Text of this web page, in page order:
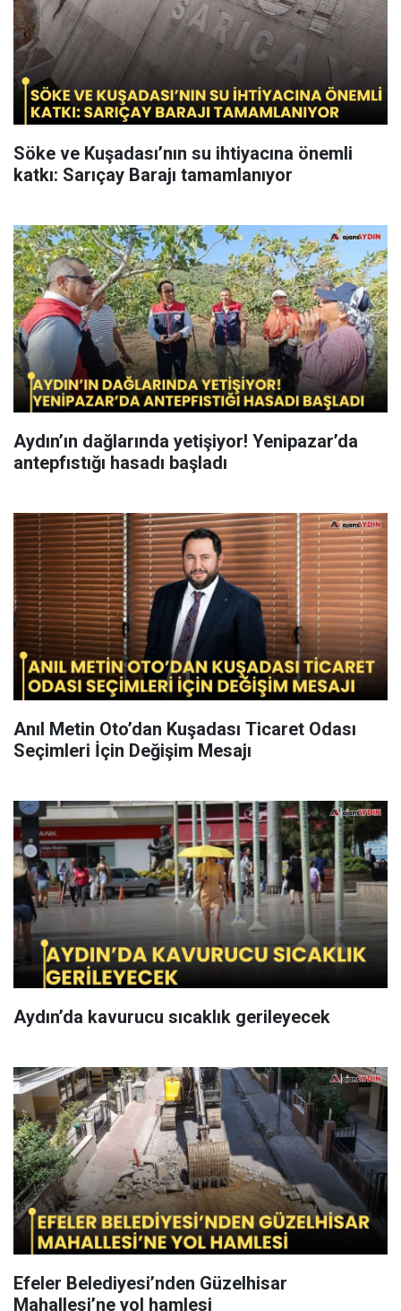
Söke ve Kuşadası’nın su ihtiyacına önemli
katkı: Sarıçay Barajı tamamlanıyor
Aydın’ın dağlarında yetişiyor! Yenipazar’da
antepfıstığı hasadı başladı
Anıl Metin Oto’dan Kuşadası Ticaret Odası
Seçimleri İçin Değişim Mesajı
Aydın’da kavurucu sıcaklık gerileyecek
Efeler Belediyesi’nden Güzelhisar
Mahallesi’ne yol hamlesi